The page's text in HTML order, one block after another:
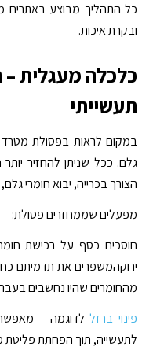
כל התהליך מבוצע באתרים
ובקרת איכות.
כלכלה מעגלית
תעשייתי
במקום לראות בפסולת
גלם. ככל שניתן להחזיר
הצורך בכרייה, יבוא חומרי
מפעלים שממחזרים פסולת:
חוסכים כסף על רכישת
ירוקהמשפרים את תדמיתם
מהחומרים שהיו נחשבים
פינוי ברזללדוגמה – מאפשר
לתעשייה, תוך הפחתת פליטת